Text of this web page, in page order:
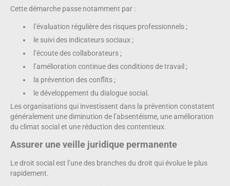
Cette démarche passe notamment par :
l’évaluation régulière des risques professionnels ;
le suivi des indicateurs sociaux ;
l’écoute des collaborateurs ;
l’amélioration continue des conditions de travail ;
la prévention des conflits ;
le développement du dialogue social.
Les organisations qui investissent dans la prévention constatent
généralement une diminution de l’absentéisme, une amélioration
du climat social et une réduction des contentieux.
Assurer une veille juridique permanente
Le droit social est l’une des branches du droit qui évolue le plus
rapidement.